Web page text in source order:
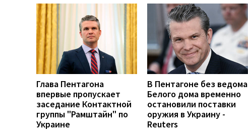
Глава Пентагона
впервые пропускает
заседание Контактной
группы "Рамштайн" по
Украине
В Пентагоне без ведома
Белого дома временно
остановили поставки
оружия в Украину -
Reuters